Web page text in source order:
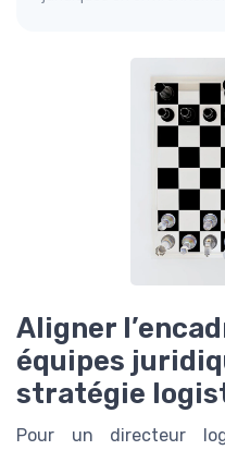
Aligner
équipes
stratégie
Pour un directeur